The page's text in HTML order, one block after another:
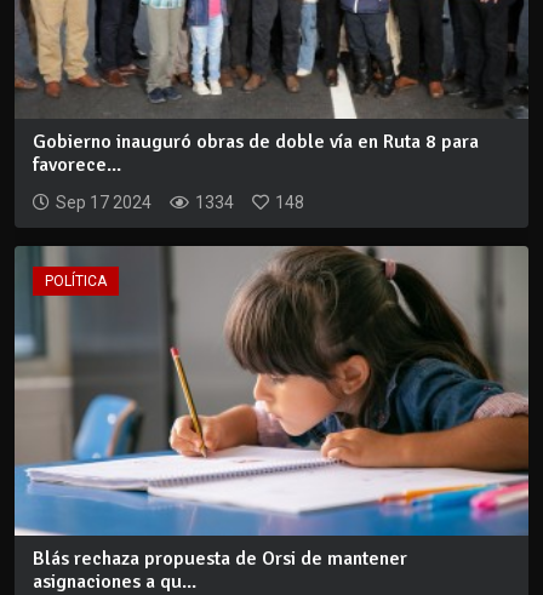
Gobierno inauguró obras de doble vía en Ruta 8 para
favorece...
Sep 17 2024 1334 148
POLÍTICA
Blás rechaza propuesta de Orsi de mantener
asignaciones a qu...